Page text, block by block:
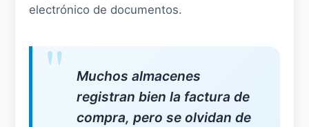
electrónico de documentos.
Muchos almacenes
registran bien la factura de
compra, pero se olvidan de